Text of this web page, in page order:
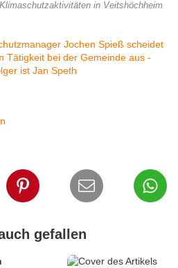
in Veitshöchheim
gefallen